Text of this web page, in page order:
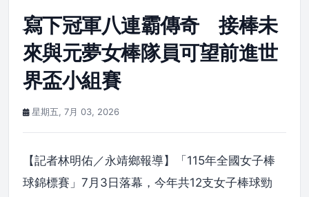
寫下冠軍八連霸傳奇 接棒未
來與元夢女棒隊員可望前進世
界盃小組賽
星期五, 7月 03, 2026
【記者林明佑／永靖鄉報導】「115年全國女子棒
球錦標賽」7月3日落幕，今年共12支女子棒球勁